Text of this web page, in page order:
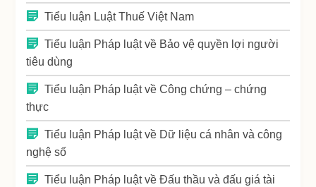
Tiểu luận Luật Thuế Việt Nam
Tiểu luận Pháp luật về Bảo vệ quyền lợi người
tiêu dùng
Tiểu luận Pháp luật về Công chứng – chứng
thực
Tiểu luận Pháp luật về Dữ liệu cá nhân và công
nghệ số
Tiểu luận Pháp luật về Đấu thầu và đấu giá tài